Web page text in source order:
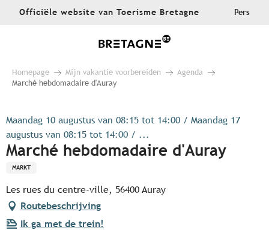
AllerOfficiële website van Toerisme Bretagne Pers
Homepage Mijn vakantie voorbereiden
Agenda
Marché hebdomadaire d'Auray
Maandag 10 augustus van 08:15 tot 14:00 / Maandag 17
augustus van 08:15 tot 14:00 / ...
Marché hebdomadaire d'Auray
MARKT
Les rues du centre-ville, 56400 Auray
Routebeschrijving
Ik ga met de trein!